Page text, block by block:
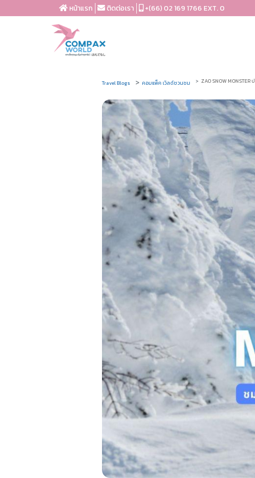
หน้าแรก ติดต่อเรา +(66) 02 169 1766 EXT. 0
Travel Blogs คอมแพ็ค เวิลด์ชวนชม ZAO SNOW